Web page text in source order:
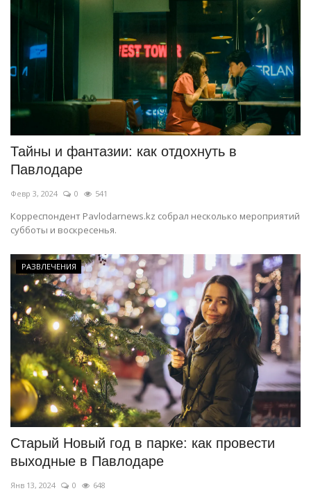
Тайны и фантазии: как отдохнуть в
Павлодаре
Февр 3, 2024 0 541
Корреспондент Pavlodarnews.kz собрал несколько мероприятий
субботы и воскресенья.
РАЗВЛЕЧЕНИЯ
Старый Новый год в парке: как провести
выходные в Павлодаре
Янв 13, 2024 0 648